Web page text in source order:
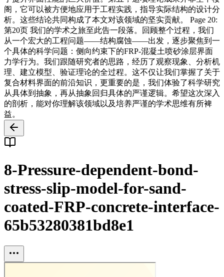
阁，它可以被方便地应用于工程实践，指导实际结构的设计分
析。这些结论共同构成了本文对该领域的坚实贡献。 Page 20:
第20页 我们的学术之旅至此告一段落。回顾整个过程，我们
从一个宏大的工程问题——结构腐蚀——出发，逐步聚焦到一
个具体的科学问题：侧向约束下的FRP-混凝土喷砂涂层界面
力学行为。我们跟随研究者的思路，经历了观察现象、分析机
理、建立模型、验证理论的全过程。这不仅让我们掌握了关于
复合材料界面的前沿知识，更重要的是，我们体验了科学研究
从具体到抽象，再从抽象回归具体的严谨逻辑。希望这次深入
的剖析，能对你理解该领域以及培养严谨的学术思维有所裨
益。
8-Pressure-dependent-bond-
stress-slip-model-for-sand-
coated-FRP-concrete-interface-
65b53280381bd8e1